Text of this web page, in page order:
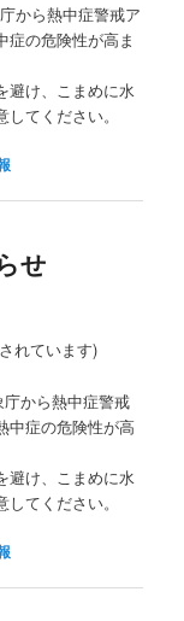
から熱中症警戒ア
症の危険性が高ま
避け、こまめに水
てください。
せ
れています)
から熱中症警戒
中症の危険性が高
避け、こまめに水
てください。